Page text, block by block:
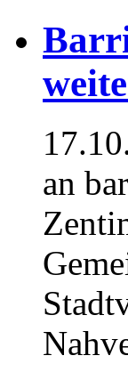
an